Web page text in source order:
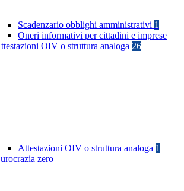
Scadenzario obblighi amministrativi 1
Oneri informativi per cittadini e imprese
OIV o struttura analoga 26
Attestazioni OIV o struttura analoga 1
zero